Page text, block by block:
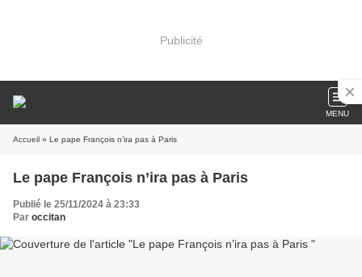
Publicité
MENU
Accueil » Le pape François n’ira pas à Paris
Le pape François n’ira pas à Paris
Publié le 25/11/2024 à 23:33
Par occitan